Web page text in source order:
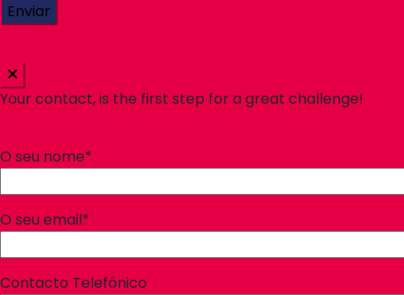
Your contact, is the first step for a great challenge!
O seu nome*
O seu email*
Contacto Telefónico